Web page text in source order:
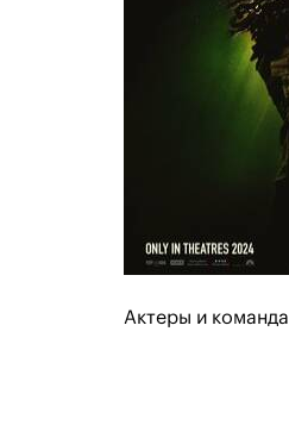
Актеры и команда